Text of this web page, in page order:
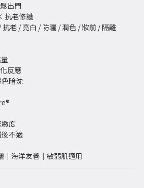
出門
抗老修護
老 / 亮白 / 防曬 / 潤色 / 妝前 / 隔離
反應
暗沈
度
不適
｜海洋友善｜敏弱肌適用